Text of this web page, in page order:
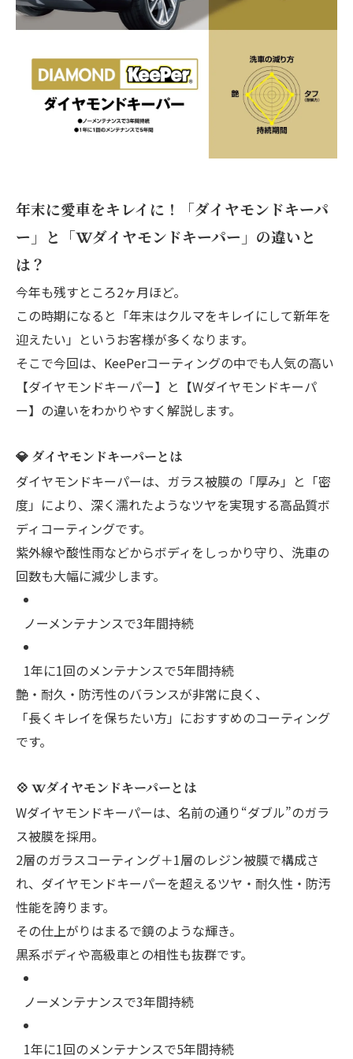
年末に愛車をキレイに！「ダイヤモンドキーパ
ー」と「Wダイヤモンドキーパー」の違いと
は？
今年も残すところ2ヶ月ほど。
この時期になると「年末はクルマをキレイにして新年を
迎えたい」というお客様が多くなります。
そこで今回は、KeePerコーティングの中でも人気の高い
【ダイヤモンドキーパー】と【Wダイヤモンドキーパ
ー】の違いをわかりやすく解説します。
💎 ダイヤモンドキーパーとは
ダイヤモンドキーパーは、ガラス被膜の「厚み」と「密
度」により、深く濡れたようなツヤを実現する高品質ボ
ディコーティングです。
紫外線や酸性雨などからボディをしっかり守り、洗車の
回数も大幅に減少します。
ノーメンテナンスで3年間持続
1年に1回のメンテナンスで5年間持続
艶・耐久・防汚性のバランスが非常に良く、
「長くキレイを保ちたい方」におすすめのコーティング
です。
💠 Wダイヤモンドキーパーとは
Wダイヤモンドキーパーは、名前の通り“ダブル”のガラ
ス被膜を採用。
2層のガラスコーティング＋1層のレジン被膜で構成さ
れ、ダイヤモンドキーパーを超えるツヤ・耐久性・防汚
性能を誇ります。
その仕上がりはまるで鏡のような輝き。
黒系ボディや高級車との相性も抜群です。
ノーメンテナンスで3年間持続
1年に1回のメンテナンスで5年間持続